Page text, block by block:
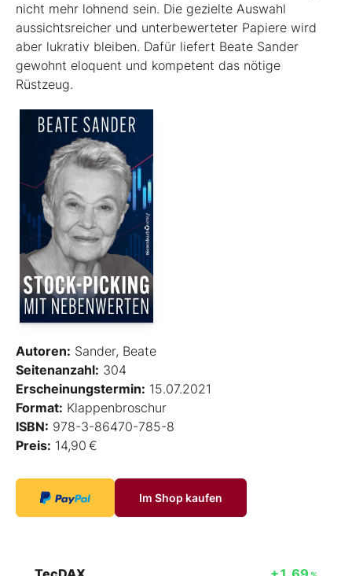
nicht mehr lohnend sein. Die gezielte Auswahl
aussichtsreicher und unterbewerteter Papiere wird
aber lukrativ bleiben. Dafür liefert Beate Sander
gewohnt eloquent und kompetent das nötige
Rüstzeug.
Autoren: Sander, Beate
Seitenanzahl: 304
Erscheinungstermin: 15.07.2021
Format: Klappenbroschur
ISBN: 978-3-86470-785-8
Preis: 14,90 €
Im Shop kaufen